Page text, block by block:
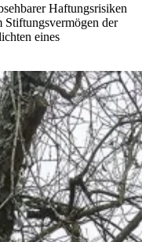
Haftungsrisiken
Stiftungsvermögen der
eines